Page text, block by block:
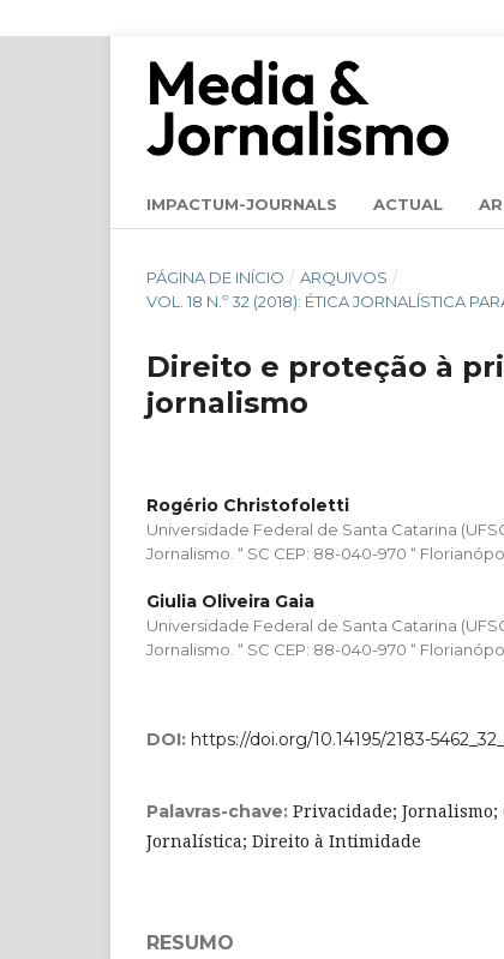
IMPACTUM-JOURNALS ACTUAL
PÁGINA DE INÍCIO / ARQUIVOS /
VOL. 18 N.º 32 (2018): ÉTICA JORNALÍSTICA
Direito e proteção à
jornalismo
Rogério Christofoletti
Universidade Federal de Santa Catarina
Jornalismo. “ SC CEP: 88-040-970 “
Giulia Oliveira Gaia
Universidade Federal de Santa Catarina
Jornalismo. “ SC CEP: 88-040-970 “
DOI: https://doi.org/10.14195/2183-
Palavras-chave: Privacidade; Jornalismo;
Jornalística; Direito à Intimidade
RESUMO